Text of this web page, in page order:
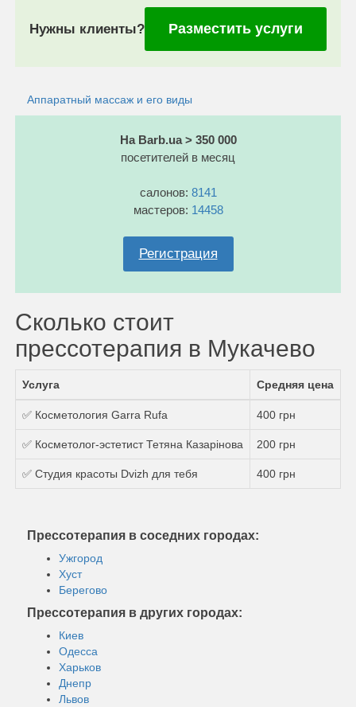
Нужны клиенты? Разместить услуги
Аппаратный массаж и его виды
На Barb.ua > 350 000
посетителей в месяц
салонов: 8141
мастеров: 14458
Регистрация
Сколько стоит
прессотерапия в Мукачево
Услуга Средняя цена
✅ Косметология Garra Rufa 400 грн
✅ Косметолог-эстетист Тетяна Казарінова 200 грн
✅ Студия красоты Dvizh для тебя 400 грн
Прессотерапия в соседних городах:
Ужгород
Хуст
Берегово
Прессотерапия в других городах:
Киев
Одесса
Харьков
Днепр
Львов